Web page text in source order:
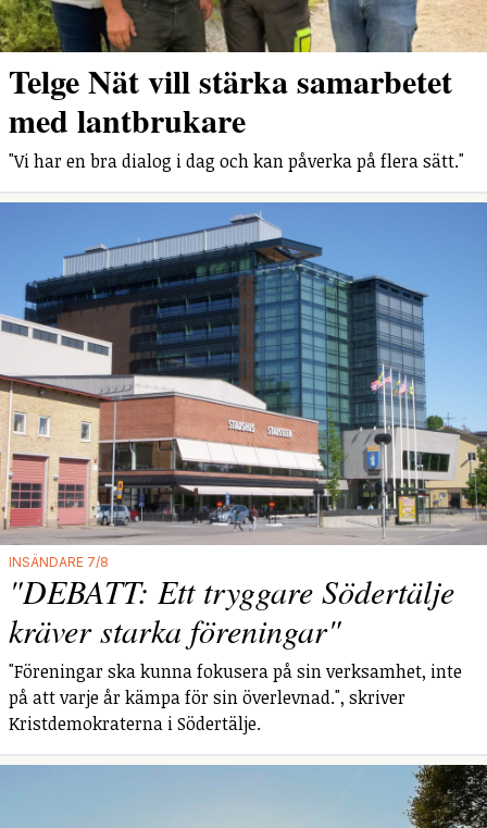
Telge Nät vill stärka samarbetet
med lantbrukare
"Vi har en bra dialog i dag och kan påverka på flera sätt."
INSÄNDARE 7/8
"DEBATT: Ett tryggare Södertälje
kräver starka föreningar"
"Föreningar ska kunna fokusera på sin verksamhet, inte
på att varje år kämpa för sin överlevnad.", skriver
Kristdemokraterna i Södertälje.